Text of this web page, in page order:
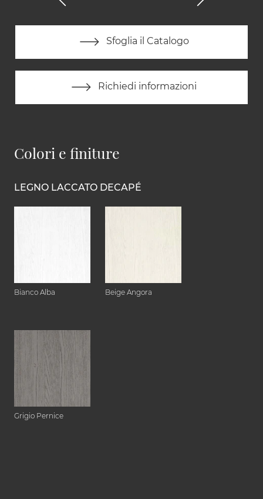
Sfoglia il Catalogo
Richiedi informazioni
Colori e finiture
LEGNO LACCATO DECAPÉ
Bianco Alba Beige Angora
Grigio Pernice